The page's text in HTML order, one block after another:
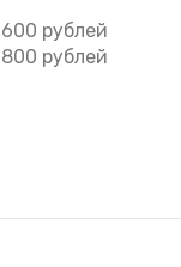
600 рублей
800 рублей